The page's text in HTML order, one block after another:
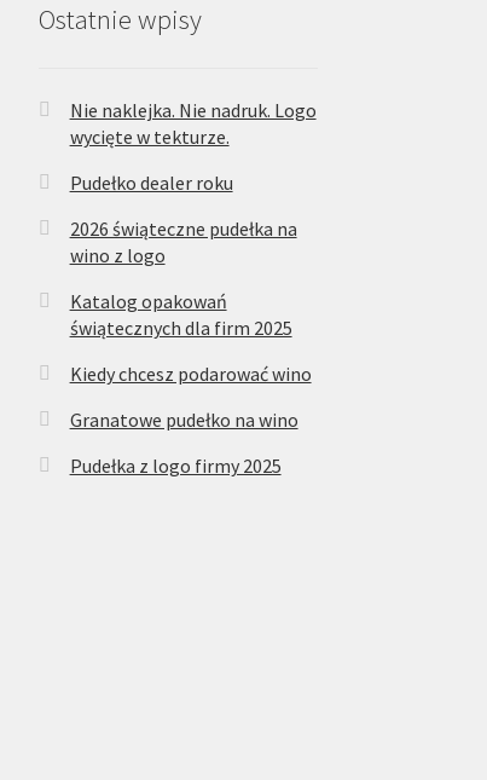
Ostatnie wpisy
Nie naklejka. Nie nadruk. Logo
wycięte w tekturze.
Pudełko dealer roku
2026 świąteczne pudełka na
wino z logo
Katalog opakowań
świątecznych dla firm 2025
Kiedy chcesz podarować wino
Granatowe pudełko na wino
Pudełka z logo firmy 2025